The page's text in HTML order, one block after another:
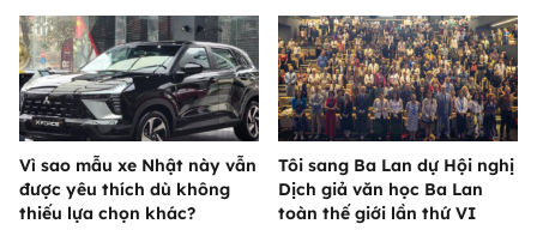
Vì sao mẫu xe Nhật này vẫn
được yêu thích dù không
thiếu lựa chọn khác?
Tôi sang Ba Lan dự Hội nghị
Dịch giả văn học Ba Lan
toàn thế giới lần thứ VI